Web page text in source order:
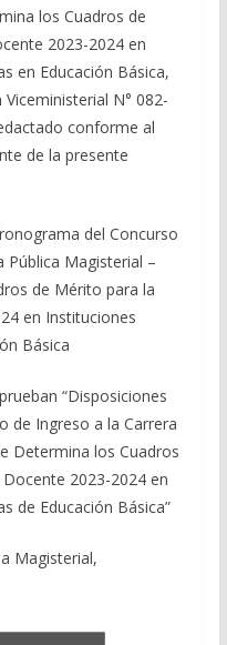
los Cuadros de
2023-2024 en
en Educación Básica,
N° 082-
conforme al
de la presente
del Concurso
Pública Magisterial –
de Mérito para la
en Instituciones
Básica
“Disposiciones
de Ingreso a la Carrera
Determina los Cuadros
2023-2024 en
de Educación Básica”
Magisterial,